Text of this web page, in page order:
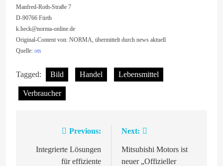
Manfred-Roth-Straße 7
D-90766 Fürth
k.heck@norma-online.de
Original-Content von: NORMA, übermittelt durch news aktuell
Quelle: ots
Tagged: Bild Handel Lebensmittel
Verbraucher
Beitragsnavigation
Previous:
Integrierte Lösungen
für effiziente
Next:
Mitsubishi Motors ist
neuer „Offizieller